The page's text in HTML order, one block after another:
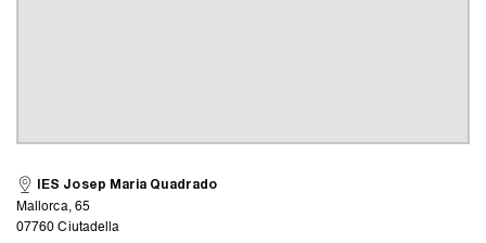
IES Josep Maria Quadrado
Mallorca, 65
07760 Ciutadella